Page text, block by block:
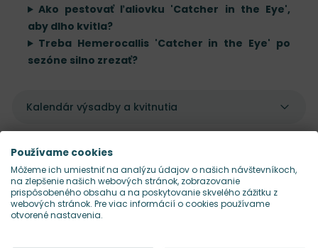
Ako pestovať ľaliovku 'Catcher in the Eye',
aby dlho kvitla?
Treba Hemerocallis 'Catcher in the Eye' po
sezóne silno zrezať?
Kalendár výsadby a kvitnutia
Údržba rastliny
Používame cookies
Môžeme ich umiestniť na analýzu údajov o našich návštevníkoch,
na zlepšenie našich webových stránok, zobrazovanie
prispôsobeného obsahu a na poskytovanie skvelého zážitku z
webových stránok. Pre viac informácií o cookies používame
otvorené nastavenia.